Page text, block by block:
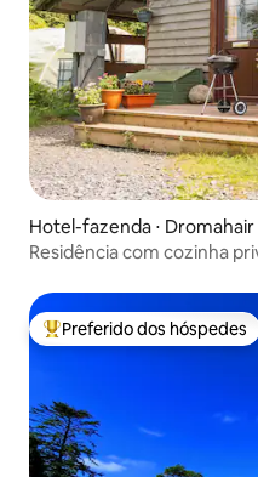
Hotel-fazenda ⋅ Dromahair
Residência com cozinha
Entre os melhores
Preferido dos hóspedes